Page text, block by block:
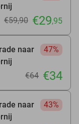
€59,90 €29,95
naar
47%
€64 €34
naar
43%